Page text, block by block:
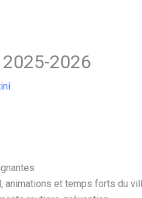
2025-2026
animations et temps forts du